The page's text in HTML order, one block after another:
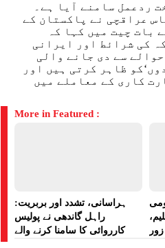
ردعمل سامنے آیا ہے۔
عراقچی نے پاکستان کے
بات چیت میں کہا کہ
کی شرائط اور ایرانی
سے دی جانے والی
ظاہر کرتی ہیں اور
کاری کے معاملے میں
More in Featured :
ہراسانی، تشدد اور بربریت:
راہل گاندھی نے پولیس
کارروائی کا سامنا کرنے والے